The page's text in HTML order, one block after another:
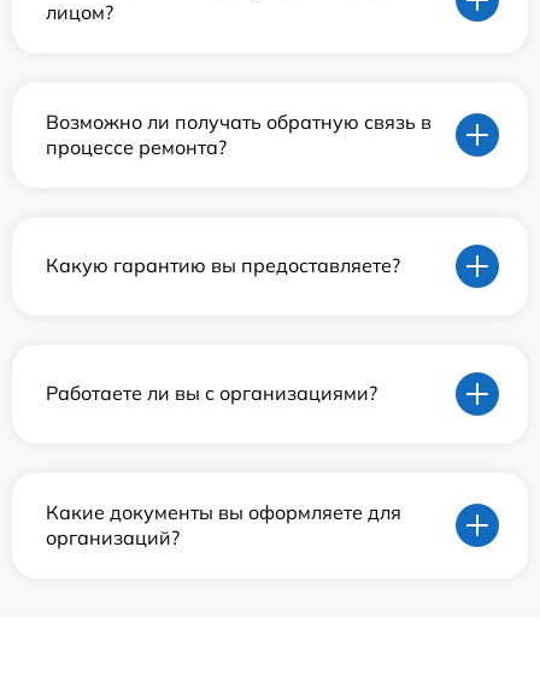
лицом?
Возможно ли получать обратную связь в
процессе ремонта?
Какую гарантию вы предоставляете?
Работаете ли вы с организациями?
Какие документы вы оформляете для
организаций?